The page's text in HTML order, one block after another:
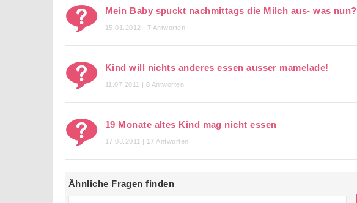
Mein Baby spuckt nachmittags die Milch aus- was nun?
15.01.2012 | 7 Antworten
Kind will nichts anderes essen ausser mamelade!
11.07.2011 | 8 Antworten
19 Monate altes Kind mag nicht essen
17.03.2011 | 17 Antworten
Ähnliche Fragen finden